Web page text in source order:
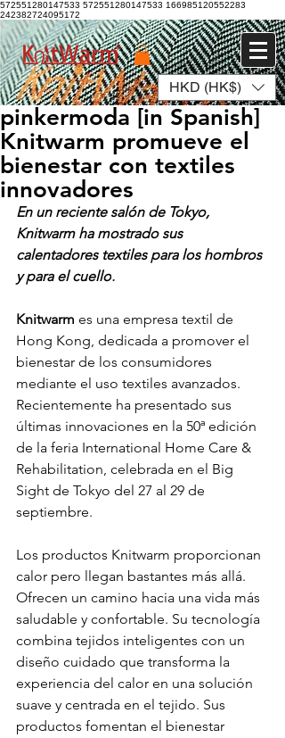
572551280147533 572551280147533 166985120552283
242382724095172
Log In HKD (HK$)
pinkermoda [in Spanish]
Knitwarm promueve el
bienestar con textiles
innovadores
En un reciente salón de Tokyo,
Knitwarm ha mostrado sus
calentadores textiles para los hombros
y para el cuello.
Knitwarm es una empresa textil de
Hong Kong, dedicada a promover el
bienestar de los consumidores
mediante el uso textiles avanzados.
Recientemente ha presentado sus
últimas innovaciones en la 50ª edición
de la feria International Home Care &
Rehabilitation, celebrada en el Big
Sight de Tokyo del 27 al 29 de
septiembre.
Los productos Knitwarm proporcionan
calor pero llegan bastantes más allá.
Ofrecen un camino hacia una vida más
saludable y confortable. Su tecnología
combina tejidos inteligentes con un
diseño cuidado que transforma la
experiencia del calor en una solución
suave y centrada en el tejido. Sus
productos fomentan el bienestar